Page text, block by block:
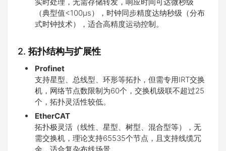
实时处理，无需存储转发，响应时间可达微秒级
（典型值<100μs），时钟同步精度达纳秒级（分布
式时钟技术），适合高精度运动控制。
2. ​拓扑结构与扩展性
Profinet
支持星型、总线型、环形等拓扑，但需专用IRT交换
机，网络节点数限制为60个，交换机级联不超过25
个，拓扑灵活性较低。
EtherCAT
拓扑极灵活（线性、星型、树型、混合型等），无
需交换机，理论支持65535个节点，且支持线缆冗